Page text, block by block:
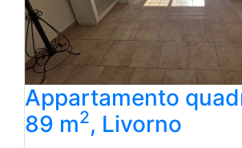
Appartamento
89 m2, Livorno